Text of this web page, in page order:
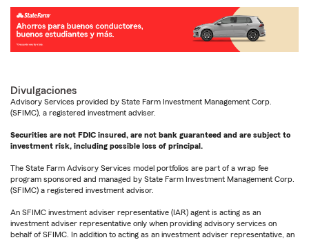
Divulgaciones
Advisory Services provided by State Farm Investment Management Corp.
(SFIMC), a registered investment adviser.
Securities are not FDIC insured, are not bank guaranteed and are subject to
investment risk, including possible loss of principal.
The State Farm Advisory Services model portfolios are part of a wrap fee
program sponsored and managed by State Farm Investment Management Corp.
(SFIMC) a registered investment advisor.
An SFIMC investment adviser representative (IAR) agent is acting as an
investment adviser representative only when providing advisory services on
behalf of SFIMC. In addition to acting as an investment adviser representative, an